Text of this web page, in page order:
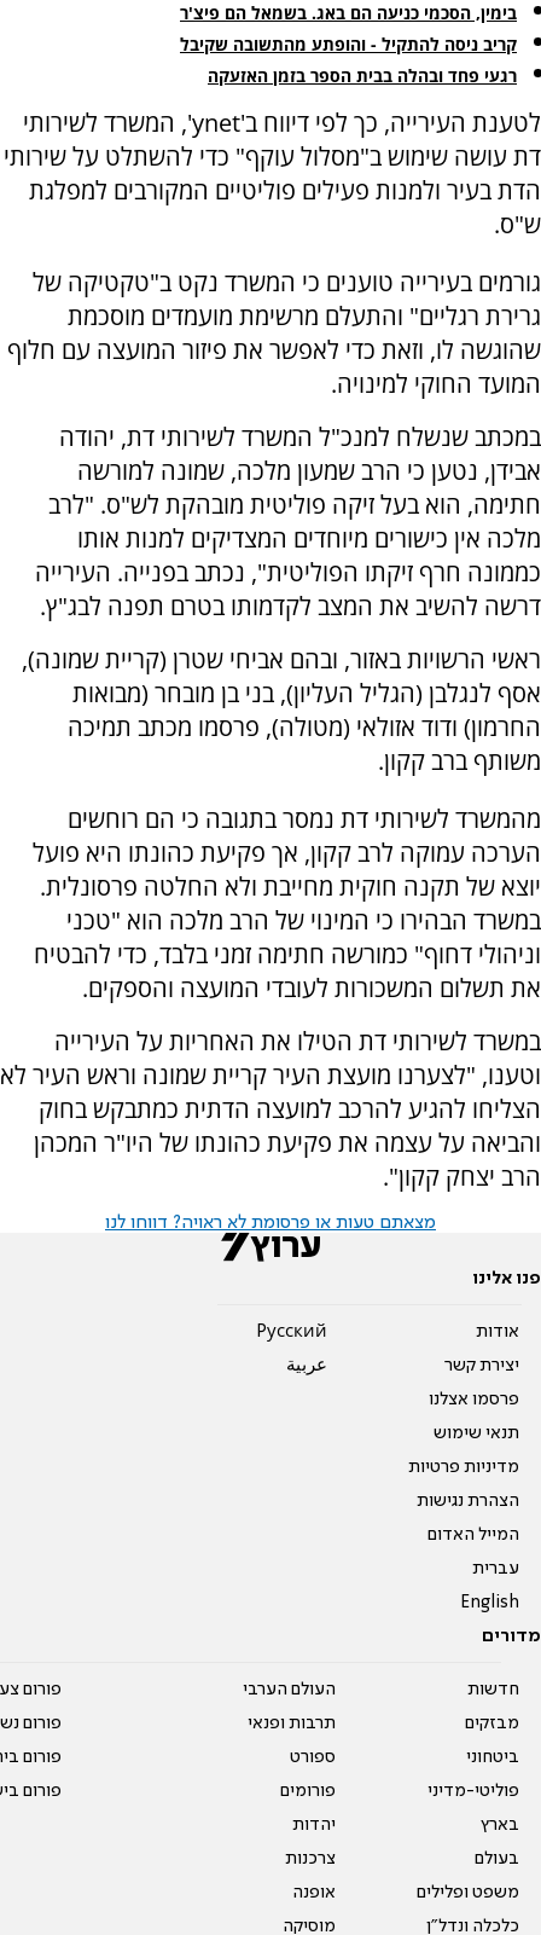
בימין, הסכמי כניעה הם באג. בשמאל הם פיצ'ר
קריב ניסה להתקיל - והופתע מהתשובה שקיבל
רגעי פחד ובהלה בבית הספר בזמן האזעקה
לטענת העירייה, כך לפי דיווח ב'ynet', המשרד לשירותי
דת עושה שימוש ב"מסלול עוקף" כדי להשתלט על שירותי
הדת בעיר ולמנות פעילים פוליטיים המקורבים למפלגת
ש"ס.
גורמים בעירייה טוענים כי המשרד נקט ב"טקטיקה של
גרירת רגליים" והתעלם מרשימת מועמדים מוסכמת
שהוגשה לו, וזאת כדי לאפשר את פיזור המועצה עם חלוף
המועד החוקי למינויה.
במכתב שנשלח למנכ"ל המשרד לשירותי דת, יהודה
אבידן, נטען כי הרב שמעון מלכה, שמונה למורשה
חתימה, הוא בעל זיקה פוליטית מובהקת לש"ס. "לרב
מלכה אין כישורים מיוחדים המצדיקים למנות אותו
כממונה חרף זיקתו הפוליטית", נכתב בפנייה. העירייה
דרשה להשיב את המצב לקדמותו בטרם תפנה לבג"ץ.
ראשי הרשויות באזור, ובהם אביחי שטרן (קריית שמונה),
אסף לנגלבן (הגליל העליון), בני בן מובחר (מבואות
החרמון) ודוד אזולאי (מטולה), פרסמו מכתב תמיכה
משותף ברב קקון.
מהמשרד לשירותי דת נמסר בתגובה כי הם רוחשים
הערכה עמוקה לרב קקון, אך פקיעת כהונתו היא פועל
יוצא של תקנה חוקית מחייבת ולא החלטה פרסונלית.
במשרד הבהירו כי המינוי של הרב מלכה הוא "טכני
וניהולי דחוף" כמורשה חתימה זמני בלבד, כדי להבטיח
את תשלום המשכורות לעובדי המועצה והספקים.
במשרד לשירותי דת הטילו את האחריות על העירייה
וטענו, "לצערנו מועצת העיר קריית שמונה וראש העיר לא
הצליחו להגיע להרכב למועצה הדתית כמתבקש בחוק
והביאה על עצמה את פקיעת כהונתו של היו"ר המכהן
הרב יצחק קקון".
מצאתם טעות או פרסומת לא ראויה? דווחו לנו
פנו אלינו
אודות
יצירת קשר
פרסמו אצלנו
תנאי שימוש
מדיניות פרטיות
הצהרת נגישות
המייל האדום
עברית
English
Pусский
عربية
מדורים
חדשות
מבזקים
ביטחוני
פוליטי-מדיני
בארץ
בעולם
משפט ופלילים
כלכלה ונדל"ן
העולם הערבי
תרבות ופנאי
ספורט
פורומים
יהדות
צרכנות
אופנה
מוסיקה
פורום
פורום
פורום
פורום